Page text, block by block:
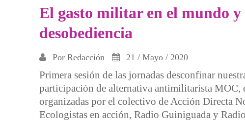
El gasto militar en el mundo y
desobediencia
Por Redacción 21 / Mayo / 2020
Primera sesión de las jornadas desconfinar
participación de alternativa antimilitarista MOC,
organizadas por el colectivo de Acción Directa
Ecologistas en acción, Radio Guiniguada y